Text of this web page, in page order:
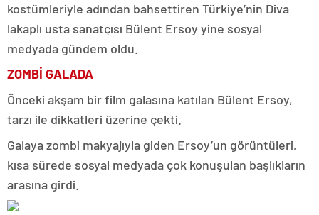
kostümleriyle adından bahsettiren Türkiye’nin Diva
lakaplı usta sanatçısı Bülent Ersoy yine sosyal
medyada gündem oldu.
ZOMBİ GALADA
Önceki akşam bir film galasına katılan Bülent Ersoy,
tarzı ile dikkatleri üzerine çekti.
Galaya zombi makyajıyla giden Ersoy’un görüntüleri,
kısa sürede sosyal medyada çok konuşulan başlıkların
arasına girdi.